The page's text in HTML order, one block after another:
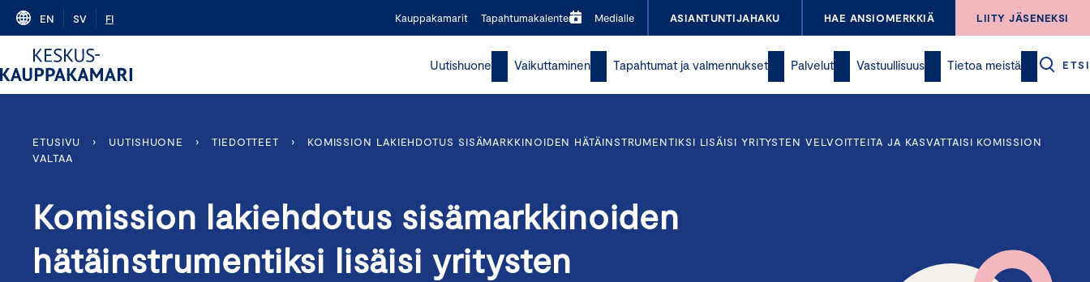
Skip
content
EN SV FI Kauppakamarit Tapahtumakalenteri Medialle ASIANTUNTIJAHAKU HAE ANSIOMERKKIÄ LIITY JÄSENEKSI
Uutishuone Vaikuttaminen Tapahtumat ja valmennukset Palvelut Vastuullisuus Tietoa meistä ETSI
ETUSIVU › UUTISHUONE › TIEDOTTEET ›
KOMISSION LAKIEHDOTUS SISÄMARKKINOIDEN HÄTÄINSTRUMENTIKSI LISÄISI YRITYSTEN VELVOITTEITA JA KASVATTAISI KOMISSION
VALTAA
Komission lakiehdotus sisämarkkinoiden
hätäinstrumentiksi lisäisi yritysten